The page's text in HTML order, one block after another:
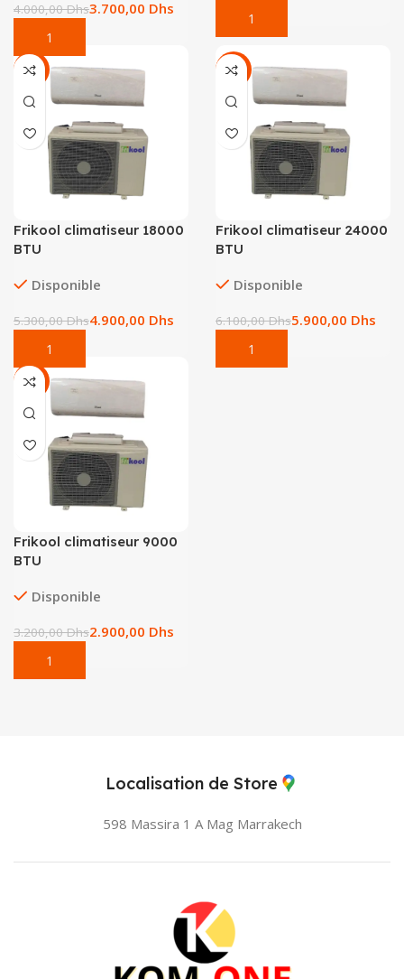
4.000,00Dhs3.700,00 Dhs
-8%
Frikool climatiseur 18000
BTU
Disponible
5.300,00Dhs4.900,00 Dhs
-3%
Frikool climatiseur 24000
BTU
Disponible
6.100,00Dhs5.900,00 Dhs
-9%
Frikool climatiseur 9000
BTU
Disponible
3.200,00Dhs2.900,00 Dhs
Localisation de Store
598 Massira 1 A Mag Marrakech